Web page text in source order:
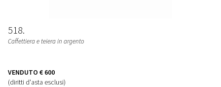
518
Caffettiera e teiera in argento
VENDUTO € 600
(diritti d'asta esclusi)